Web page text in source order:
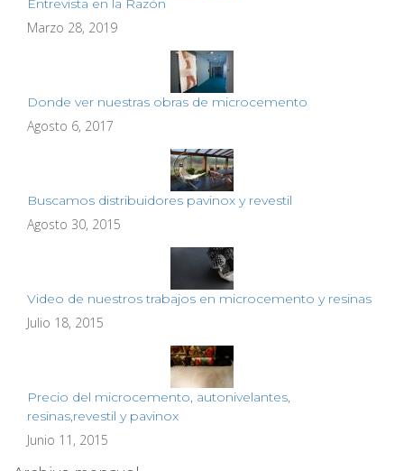
Entrevista en la Razón
Marzo 28, 2019
Donde ver nuestras obras de microcemento
Agosto 6, 2017
Buscamos distribuidores pavinox y revestil
Agosto 30, 2015
Video de nuestros trabajos en microcemento y resinas
Julio 18, 2015
Precio del microcemento, autonivelantes,
resinas,revestil y pavinox
Junio 11, 2015